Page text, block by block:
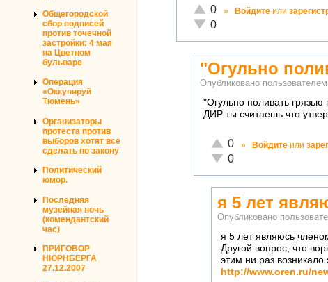
Общегородской
сбор подписей
против точечной
застройки: 4 мая
на Цветном
бульваре
Операция
«Оккупируй
Тюмень»
Организаторы
протеста против
выборов хотят все
сделать по закону
Политический
юмор.
Последняя
музейная ночь
(комендантский
час)
ПРИГОВОР
НЮРНБЕРГА
27.12.2007
Отлично!
0
Неадекватно!
0
» Войдите или
"Огульно
Опубликовано пользователем
"Огульно поливать грязью
ДИР ты считаешь что
Отлично!
0
Неадекватно!
0
» Войдите или
я 5 лет
Опубликовано
я 5 лет являюсь
Другой вопрос, что
этим ни раз
http://www.oren.ru/